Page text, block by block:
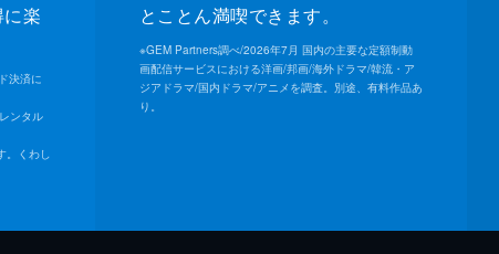
楽
決済に
ンタル
くわし
とことん満喫できます。
※GEM Partners調べ/2026年7⽉ 国内の主要な定額制動
画配信サービスにおける洋画/邦画/海外ドラマ/韓流・ア
ジアドラマ/国内ドラマ/アニメを調査。別途、有料作品あ
り。